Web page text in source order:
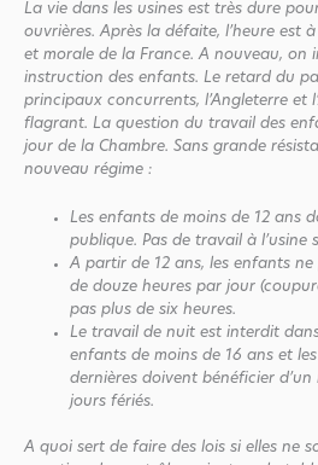
La vie dans les usines est très dure
ouvrières. Après la défaite, l’heure est
et morale de la France. A nouveau, on
instruction des enfants. Le retard du
principaux concurrents, l’Angleterre et
flagrant. La question du travail des
jour de la Chambre. Sans grande
nouveau régime :
Les enfants de moins de 12 ans
publique. Pas de travail à l’usine
A partir de 12 ans, les enfants
de douze heures par jour
pas plus de six heures.
Le travail de nuit est interdit
enfants de moins de 16 ans et
dernières doivent bénéficier
jours fériés.
A quoi sert de faire des lois si elles ne